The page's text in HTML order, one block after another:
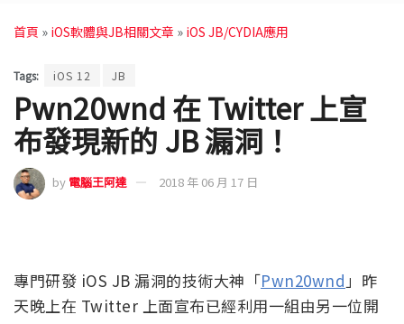
首頁 » iOS軟體與JB相關文章 » iOS JB/CYDIA應用
Tags: iOS 12 JB
Pwn20wnd 在 Twitter 上宣
布發現新的 JB 漏洞！
by 電腦王阿達 2018 年 06 月 17 日
專門研發 iOS JB 漏洞的技術大神「Pwn20wnd 」昨
天晚上在 Twitter 上面宣布已經利用一組由另一位開